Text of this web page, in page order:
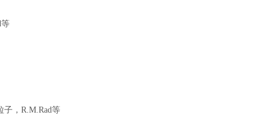
，R.M.Rad等